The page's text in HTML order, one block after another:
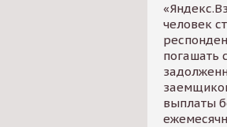
человек
погашать
выплаты